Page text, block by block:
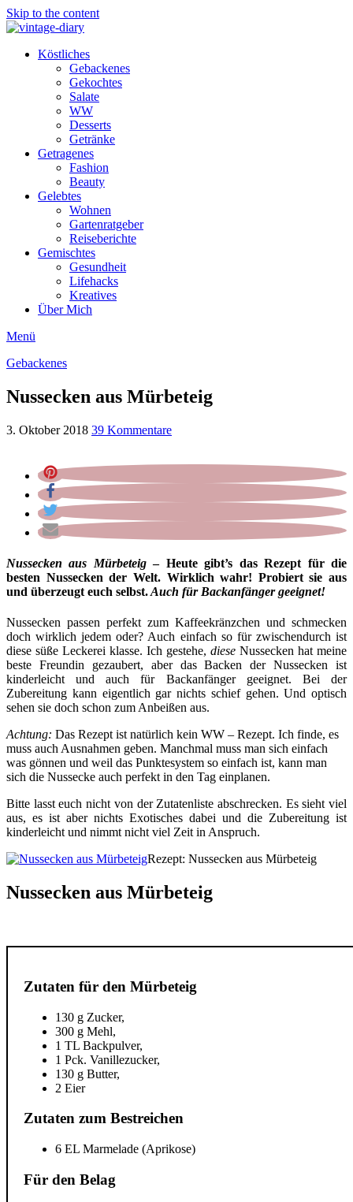
Skip to the content
Köstliches
Gebackenes
Gekochtes
Salate
WW
Desserts
Getränke
Getragenes
Fashion
Beauty
Gelebtes
Wohnen
Gartenratgeber
Reiseberichte
Gemischtes
Gesundheit
Lifehacks
Kreatives
Über Mich
Menü
Gebackenes
Nussecken aus Mürbeteig
3. Oktober 2018 39 Kommentare
Nussecken aus Mürbeteig– Heute gibt’s das Rezept für die
besten Nussecken der Welt. Wirklich wahr! Probiert sie aus
und überzeugt euch selbst.Auch für Backanfänger geeignet!
Nussecken passen perfekt zum Kaffeekränzchen und schmecken
doch wirklich jedem oder? Auch einfach so für zwischendurch ist
diese süße Leckerei klasse. Ich gestehe, diese Nussecken hat meine
beste Freundin gezaubert, aber das Backen der Nussecken ist
kinderleicht und auch für Backanfänger geeignet. Bei der
Zubereitung kann eigentlich gar nichts schief gehen. Und optisch
sehen sie doch schon zum Anbeißen aus.
Achtung: Das Rezept ist natürlich kein WW – Rezept. Ich finde, es
muss auch Ausnahmen geben. Manchmal muss man sich einfach
was gönnen und weil das Punktesystem so einfach ist, kann man
sich die Nussecke auch perfekt in den Tag einplanen.
Bitte lasst euch nicht von der Zutatenliste abschrecken. Es sieht viel
aus, es ist aber nichts Exotisches dabei und die Zubereitung ist
kinderleicht und nimmt nicht viel Zeit in Anspruch.
Rezept: Nussecken aus Mürbeteig
Nussecken aus Mürbeteig
Zutaten für den Mürbeteig
130 g Zucker,
300 g Mehl,
1 TL Backpulver,
1 Pck. Vanillezucker,
130 g Butter,
2 Eier
Zutaten zum Bestreichen
6 EL Marmelade (Aprikose)
Für den Belag